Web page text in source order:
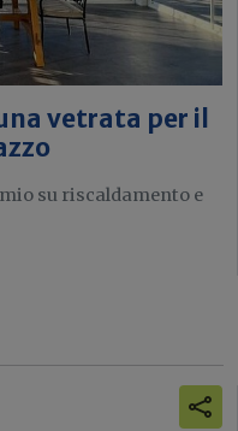
vetrata per il
su riscaldamento e